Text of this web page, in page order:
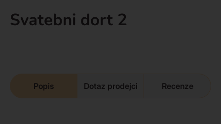
Svatebni dort 2
Popis Dotaz prodejci Recenze